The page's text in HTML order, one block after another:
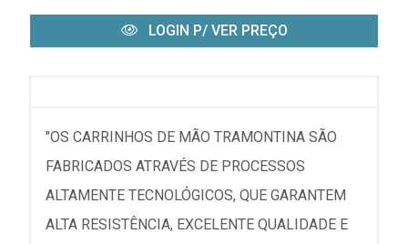
LOGIN P/ VER PREÇO
"OS CARRINHOS DE MÃO TRAMONTINA SÃO
FABRICADOS ATRAVÉS DE PROCESSOS
ALTAMENTE TECNOLÓGICOS, QUE GARANTEM
ALTA RESISTÊNCIA, EXCELENTE QUALIDADE E